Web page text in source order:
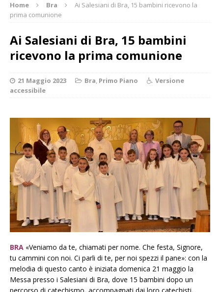
Home Bra
Ai Salesiani di Bra, 15 bambini ricevono la
prima comunione
Ai Salesiani di Bra, 15 bambini
ricevono la prima comunione
21 Maggio 2023 Bra, Primo Piano
Versione
accessibile
BRA «Veniamo da te, chiamati per nome. Che festa, Signore,
tu cammini con noi. Ci parli di te, per noi spezzi il pane»: con la
melodia di questo canto è iniziata domenica 21 maggio la
Messa presso i Salesiani di Bra, dove 15 bambini dopo un